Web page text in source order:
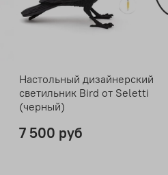
Настольный дизайнерский
светильник Bird от Seletti
(черный)
7 500 руб